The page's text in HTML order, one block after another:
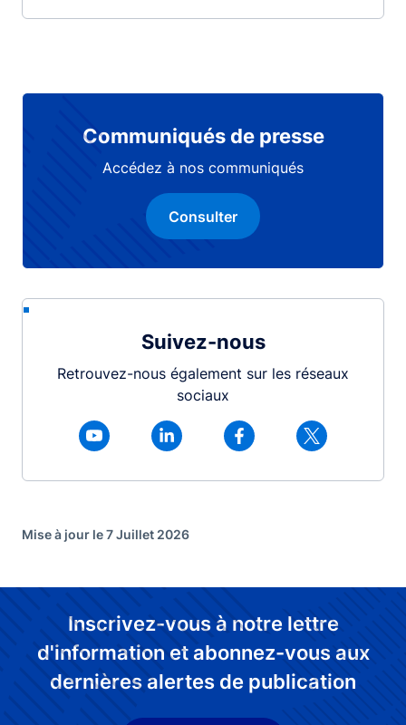
Communiqués de presse
Accédez à nos communiqués
Consulter
Suivez-nous
Retrouvez-nous également sur les réseaux
sociaux
Mise à jour le 7 Juillet 2026
Inscrivez-vous à notre lettre
d'information et abonnez-vous aux
dernières alertes de publication